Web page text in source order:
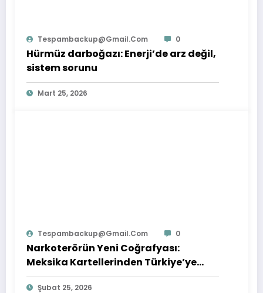
Tespambackup@gmail.com 0
Hürmüz darboğazı: Enerji’de arz değil,
sistem sorunu
Mart 25, 2026
Tespambackup@gmail.com 0
Narkoterörün Yeni Coğrafyası:
Meksika Kartellerinden Türkiye’ye
Çıkarılan Dersler
Şubat 25, 2026